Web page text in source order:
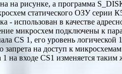
на рисунке, а программа
статического ОЗУ серии
- использован в качестве
микросхем подключены к
CS 1, его уровень логической 1
на доступ к
на входе CS1 изменяется таким